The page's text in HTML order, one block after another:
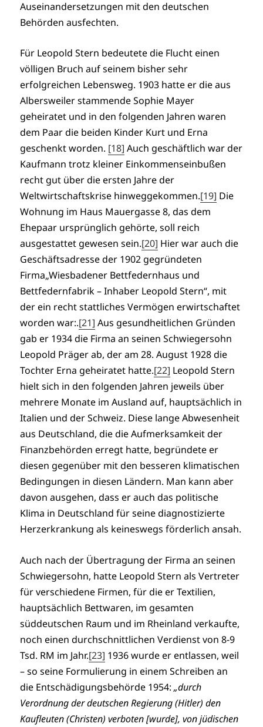
Auseinandersetzungen mit den deutschen
Behörden ausfechten.
Für Leopold Stern bedeutete die Flucht einen
völligen Bruch auf seinem bisher sehr
erfolgreichen Lebensweg. 1903 hatte er die aus
Albersweiler stammende Sophie Mayer
geheiratet und in den folgenden Jahren waren
dem Paar die beiden Kinder Kurt und Erna
geschenkt worden. [18] Auch geschäftlich war der
Kaufmann trotz kleiner Einkommenseinbußen
recht gut über die ersten Jahre der
Weltwirtschaftskrise hinweggekommen.[19] Die
Wohnung im Haus Mauergasse 8, das dem
Ehepaar ursprünglich gehörte, soll reich
ausgestattet gewesen sein.[20] Hier war auch die
Geschäftsadresse der 1902 gegründeten
Firma„Wiesbadener Bettfedernhaus und
Bettfedernfabrik – Inhaber Leopold Stern“, mit
der ein recht stattliches Vermögen erwirtschaftet
worden war:.[21] Aus gesundheitlichen Gründen
gab er 1934 die Firma an seinen Schwiegersohn
Leopold Präger ab, der am 28. August 1928 die
Tochter Erna geheiratet hatte.[22] Leopold Stern
hielt sich in den folgenden Jahren jeweils über
mehrere Monate im Ausland auf, hauptsächlich in
Italien und der Schweiz. Diese lange Abwesenheit
aus Deutschland, die die Aufmerksamkeit der
Finanzbehörden erregt hatte, begründete er
diesen gegenüber mit den besseren klimatischen
Bedingungen in diesen Ländern. Man kann aber
davon ausgehen, dass er auch das politische
Klima in Deutschland für seine diagnostizierte
Herzerkrankung als keineswegs förderlich ansah.
Auch nach der Übertragung der Firma an seinen
Schwiegersohn, hatte Leopold Stern als Vertreter
für verschiedene Firmen, für die er Textilien,
hauptsächlich Bettwaren, im gesamten
süddeutschen Raum und im Rheinland verkaufte,
noch einen durchschnittlichen Verdienst von 8-9
Tsd. RM im Jahr.[23] 1936 wurde er entlassen, weil
– so seine Formulierung in einem Schreiben an
die Entschädigungsbehörde 1954:„durch
Verordnung der deutschen Regierung (Hitler) den
Kaufleuten (Christen) verboten [wurde], von jüdischen